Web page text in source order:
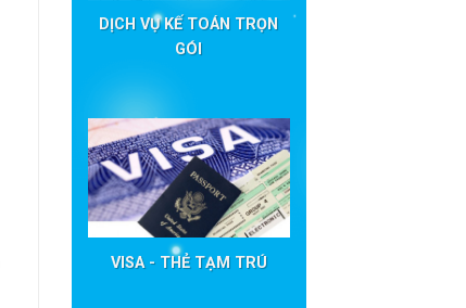
DỊCH VỤ KẾ TOÁN TRỌN
GÓI
VISA - THẺ TẠM TRÚ